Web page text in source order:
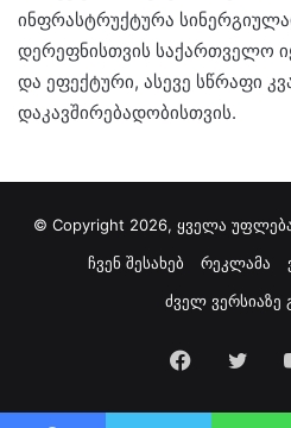
ინფრასტრუქტურა
დერეფნისთვის საქართველო
და ეფექტური, ასევე სწრაფი
დაკავშირებადობისთვის.
© Copyright 2026, ყველა
ჩვენ შესახებ
რეკლამა
ძველ ვერსიაზე
Facebook